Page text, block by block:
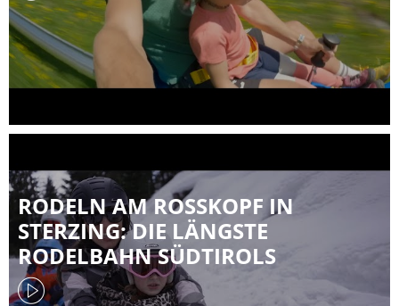
RODELN AM ROSSKOPF IN
STERZING: DIE LÄNGSTE
RODELBAHN SÜDTIROLS